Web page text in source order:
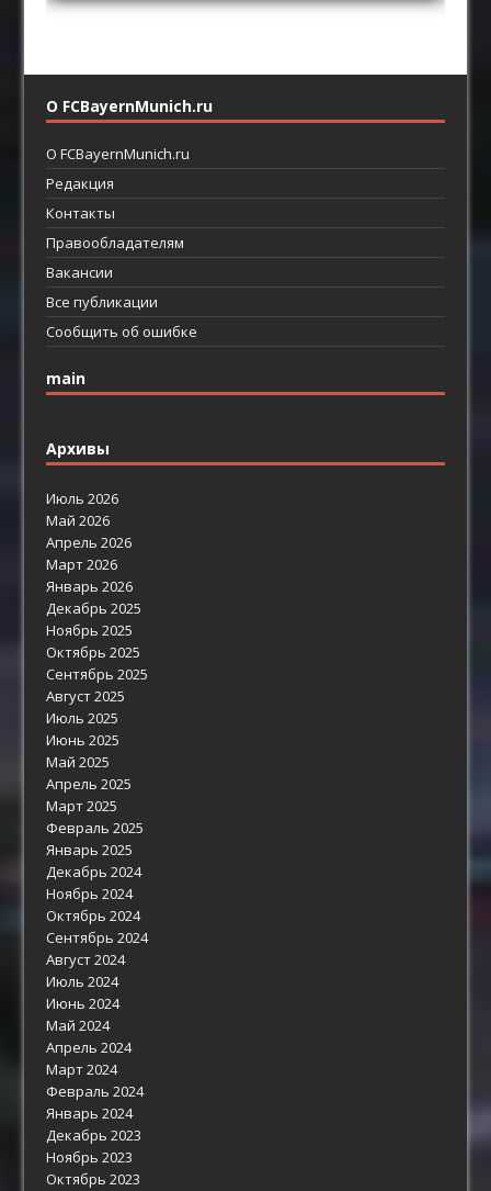
О FCBayernMunich.ru
О FCBayernMunich.ru
Редакция
Контакты
Правообладателям
Вакансии
Все публикации
Сообщить об ошибке
main
Архивы
Июль 2026
Май 2026
Апрель 2026
Март 2026
Январь 2026
Декабрь 2025
Ноябрь 2025
Октябрь 2025
Сентябрь 2025
Август 2025
Июль 2025
Июнь 2025
Май 2025
Апрель 2025
Март 2025
Февраль 2025
Январь 2025
Декабрь 2024
Ноябрь 2024
Октябрь 2024
Сентябрь 2024
Август 2024
Июль 2024
Июнь 2024
Май 2024
Апрель 2024
Март 2024
Февраль 2024
Январь 2024
Декабрь 2023
Ноябрь 2023
Октябрь 2023